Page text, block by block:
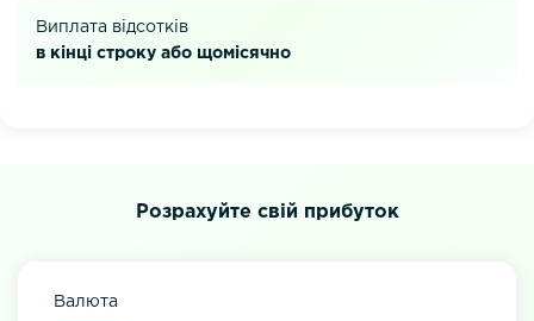
Виплата відсотків
в кінці строку або щомісячно
Розрахуйте свій прибуток
Валюта